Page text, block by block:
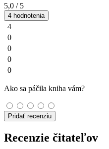
5,0 / 5
4 hodnotenia
4
0
0
0
0
Ako sa páčila kniha vám?
Pridať recenziu
Recenzie čitateľov